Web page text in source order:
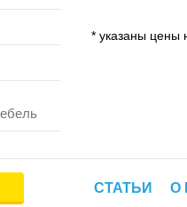
* указаны цены
СТАТЬИ О